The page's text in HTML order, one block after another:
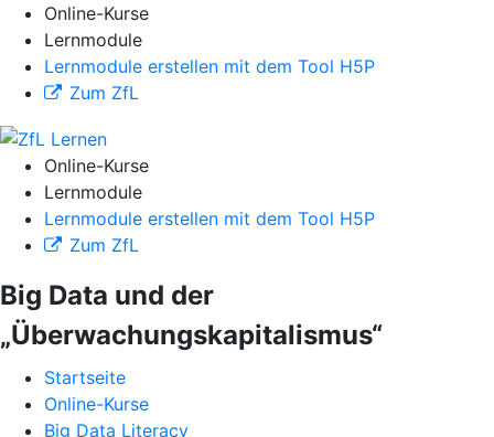
Online-Kurse
Lernmodule
Lernmodule erstellen mit dem Tool H5P
Zum ZfL
Online-Kurse
Lernmodule
Lernmodule erstellen mit dem Tool H5P
Zum ZfL
Big Data und der
„Überwachungskapitalismus“
Startseite
Online-Kurse
Big Data Literacy